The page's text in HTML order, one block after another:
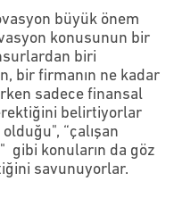
büyük önem
konusunun bir
biri
bir firmanın ne kadar
sadece finansal
belirtiyorlar
“çalışan
gibi konuların da göz
savunuyorlar.